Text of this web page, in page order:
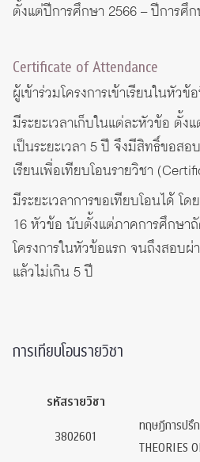
ตั้งแต่ปีการศึกษา 2566 – ปีการศึ
Certificate of Attendance
ผู้เข้าร่วมโครงการเข้าเรียนในหัว
มีระยะเวลาเก็บในแต่ละหัวข้อ ตั้
เป็นระยะเวลา 5 ปี จึงมีสิทธิ์ขอส
เรียนเพื่อเทียบโอนรายวิชา
มีระยะเวลาการขอเทียบโอนได้ โด
16 หัวข้อ นับตั้งแต่ภาคการศึกษา
โครงการในหัวข้อแรก จนถึงสอบผ่
แล้วไม่เกิน 5 ปี
การเทียบโอนรายวิชา
รหัสรายวิชา
3802601
ทฤษฎีการปรึ
THEORIES